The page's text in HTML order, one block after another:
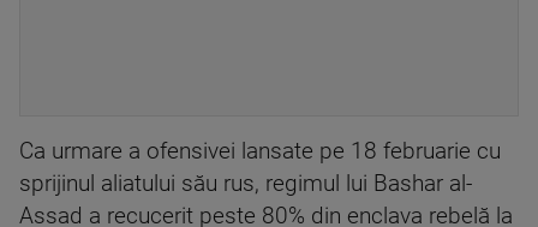
Ca urmare a ofensivei lansate pe 18 februarie cu
sprijinul aliatului său rus, regimul lui Bashar al-
Assad a recucerit peste 80% din enclava rebelă la